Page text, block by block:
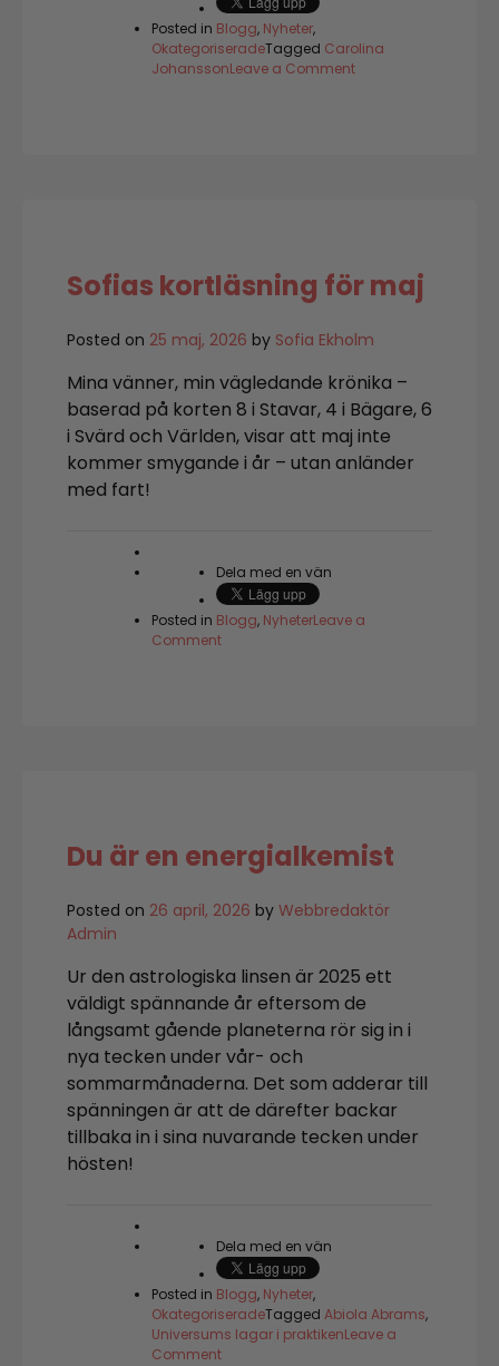
Posted in Blogg, Nyheter,
OkategoriseradeTagged Carolina
JohanssonLeave a Commenton
Sofias kortläsning för maj
Posted on 25 maj, 2026 by Sofia Ekholm
Mina vänner, min vägledande krönika –
baserad på korten 8 i Stavar, 4 i Bägare, 6
i Svärd och Världen, visar att maj inte
kommer smygande i år – utan anländer
med fart!
Dela med en vän
Posted in Blogg, NyheterLeave a
Commenton
Du är en energialkemist
Posted on 26 april, 2026 by Webbredaktör
Admin
Ur den astrologiska linsen är 2025 ett
väldigt spännande år eftersom de
långsamt gående planeterna rör sig in i
nya tecken under vår- och
sommarmånaderna. Det som adderar till
spänningen är att de därefter backar
tillbaka in i sina nuvarande tecken under
hösten!
Dela med en vän
Posted in Blogg, Nyheter,
OkategoriseradeTagged Abiola Abrams,
Universums lagar i praktikenLeave a
Commenton